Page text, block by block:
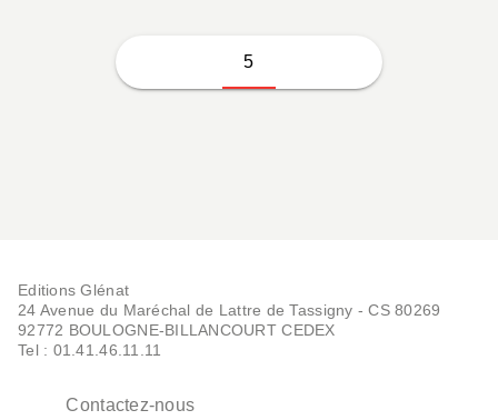
5
Editions Glénat
24 Avenue du Maréchal de Lattre de Tassigny - CS 80269
92772 BOULOGNE-BILLANCOURT CEDEX
Tel : 01.41.46.11.11
Contactez-nous